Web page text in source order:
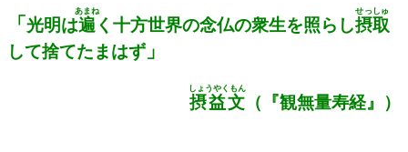
「 光明は遍
あまね
く十方世界の念仏の衆生を照らし摂取
せっしゅ
して捨てたまはず」
摂益文
しょうやくもん
（『観無量寿経』）